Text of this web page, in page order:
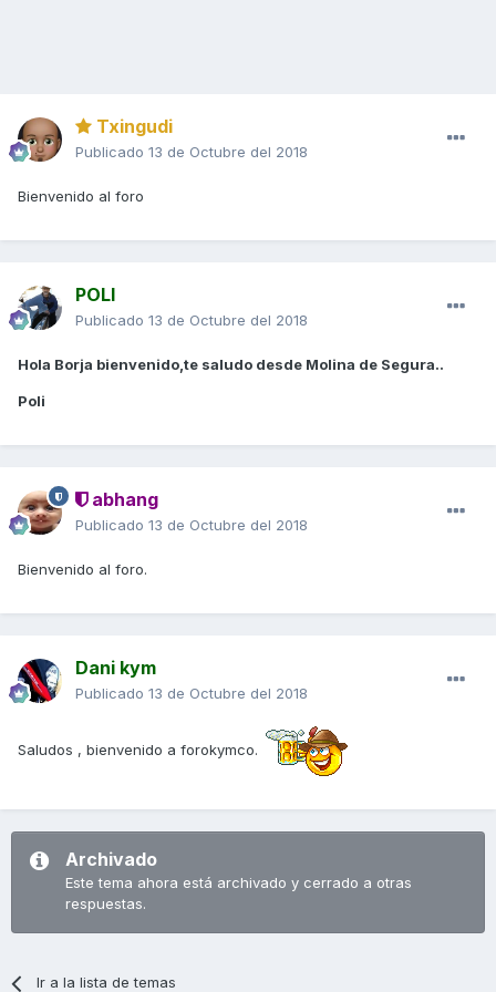
Txingudi
Publicado 13 de Octubre del 2018
Bienvenido al foro
POLI
Publicado 13 de Octubre del 2018
Hola Borja bienvenido,te saludo desde Molina de Segura..
Poli
abhang
Publicado 13 de Octubre del 2018
Bienvenido al foro.
Dani kym
Publicado 13 de Octubre del 2018
Saludos , bienvenido a forokymco.
Archivado
Este tema ahora está archivado y cerrado a otras
respuestas.
Ir a la lista de temas